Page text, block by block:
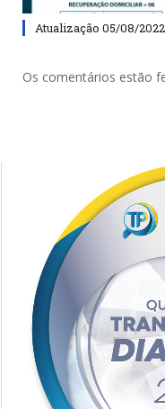
Atualização 05/08/2022
Os comentários estão